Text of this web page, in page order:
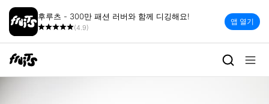
후루츠 - 300만 패션 러버와 함께 디깅해요!
(4.9)
앱 열기